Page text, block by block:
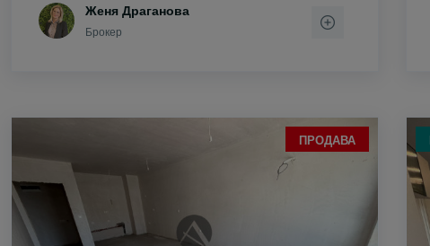
Женя Драганова
Брокер
ПРОДАВА